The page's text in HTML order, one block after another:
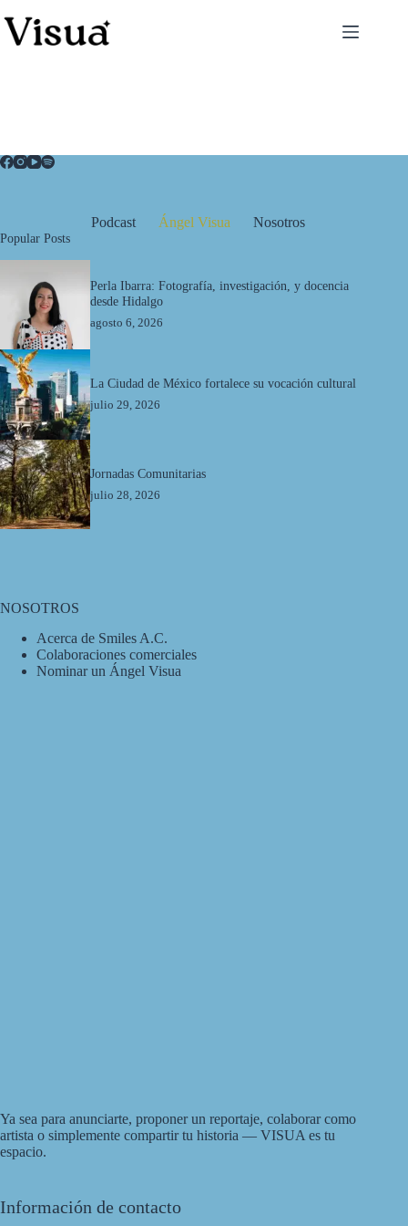
Podcast Ángel Visua Nosotros
Popular Posts
Perla Ibarra: Fotografía, investigación, y docencia
desde Hidalgo
agosto 6, 2026
La Ciudad de México fortalece su vocación cultural
julio 29, 2026
Jornadas Comunitarias
julio 28, 2026
NOSOTROS
Acerca de Smiles A.C.
Colaboraciones comerciales
Nominar un Ángel Visua
Ya sea para anunciarte, proponer un reportaje, colaborar como
artista o simplemente compartir tu historia — VISUA es tu
espacio.
Información de contacto